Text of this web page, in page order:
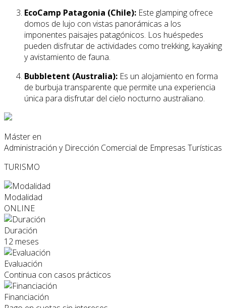
EcoCamp Patagonia (Chile): Este glamping ofrece
domos de lujo con vistas panorámicas a los
imponentes paisajes patagónicos. Los huéspedes
pueden disfrutar de actividades como trekking, kayaking
y avistamiento de fauna.
Bubbletent (Australia): Es un alojamiento en forma
de burbuja transparente que permite una experiencia
única para disfrutar del cielo nocturno australiano.
Máster en
Administración y Dirección Comercial de Empresas Turísticas
TURISMO
Modalidad
ONLINE
Duración
12 meses
Evaluación
Continua con casos prácticos
Financiación